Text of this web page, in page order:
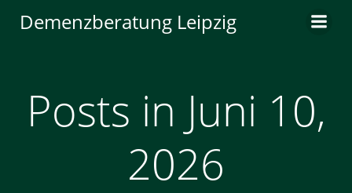
Inhalt
Demenzberatung Leipzig
Posts in Juni 10,
2026